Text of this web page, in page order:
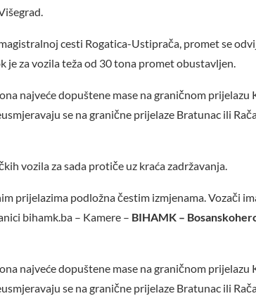
cesti Rogatica-Ustiprača, promet se
je za vozila teža od 30 tona promet obustavljen.
najveće dopuštene mase na graničnom prijelazu
se na granične prijelaze Bratunac ili
vozila za sada protiče uz kraća zadržavanja.
prijelazima podložna čestim izmjenama. Vozači
bihamk.ba – Kamere – BIHAMK –
najveće dopuštene mase na graničnom prijelazu
se na granične prijelaze Bratunac ili